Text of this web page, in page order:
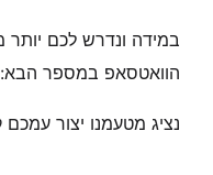
במידה ונדרש לכם יותר
הוואטסאפ במספר הבא: 0543272544
נציג מטעמנו יצור